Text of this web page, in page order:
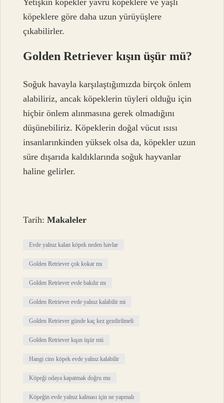
Yetişkin köpekler yavru köpeklere ve yaşlı
köpeklere göre daha uzun yürüyüşlere
çıkabilirler.
Golden Retriever kışın üşür mü?
Soğuk havayla karşılaştığımızda birçok önlem
alabiliriz, ancak köpeklerin tüyleri olduğu için
hiçbir önlem alınmasına gerek olmadığını
düşünebiliriz. Köpeklerin doğal vücut ısısı
insanlarınkinden yüksek olsa da, köpekler uzun
süre dışarıda kaldıklarında soğuk hayvanlar
haline gelirler.
Tarih:Makaleler
Evde yalnız kalan köpek neden havlar
Golden Retriever çok kokar mı
Golden Retriever evde bakılır mı
Golden Retriever evde yalnız kalabilir mi
Golden Retriever günde kaç kez gezdirilmeli
Golden Retriever kışın üşür mü
Hangi cins köpek evde yalnız kalabilir
Köpeği odaya kapatmak doğru mu
Köpeğin evde yalnız kalması için ne yapmalı